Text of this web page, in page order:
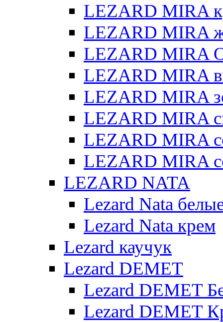
LEZARD MIRA
LEZARD MIRA
LEZARD MIRA
LEZARD MIRA
LEZARD MIRA
LEZARD MIRA
LEZARD MIRA
LEZARD MIRA
LEZARD NATA
Lezard Nata
Lezard Nata крем
Lezard каучук
Lezard DEMET
Lezard DEMET
Lezard DEMET